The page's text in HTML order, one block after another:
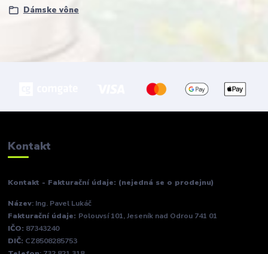
Dámske vône
Kontakt
Kontakt - Fakturační údaje: (nejedná se o prodejnu)
Název: Ing. Pavel Lukáč
Fakturační údaje: Polouvsí 101, Jeseník nad Odrou 741 01
IČO: 87343240
DIČ: CZ8508285753